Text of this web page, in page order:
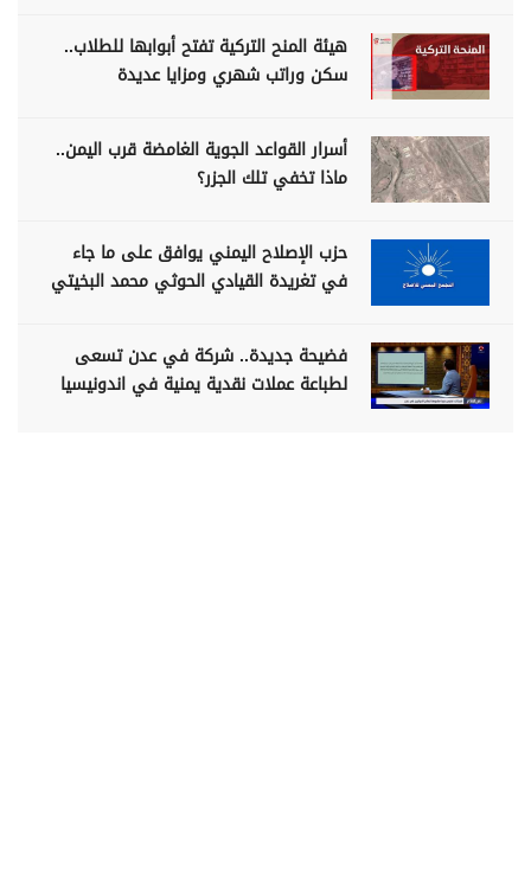
هيئة المنح التركية تفتح أبوابها للطلاب..
سكن وراتب شهري ومزايا عديدة
أسرار القواعد الجوية الغامضة قرب اليمن..
ماذا تخفي تلك الجزر؟
حزب الإصلاح اليمني يوافق على ما جاء
في تغريدة القيادي الحوثي محمد البخيتي
فضيحة جديدة.. شركة في عدن تسعى
لطباعة عملات نقدية يمنية في اندونيسيا